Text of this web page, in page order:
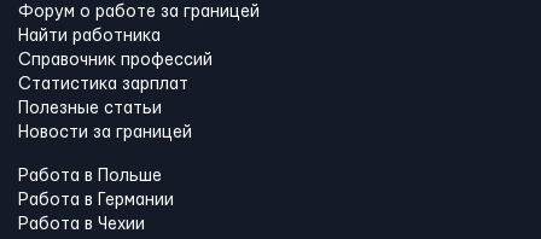
Форум о работе за границей
Найти работника
Справочник профессий
Статистика зарплат
Полезные статьи
Новости за границей
Работа в Польше
Работа в Германии
Работа в Чехии